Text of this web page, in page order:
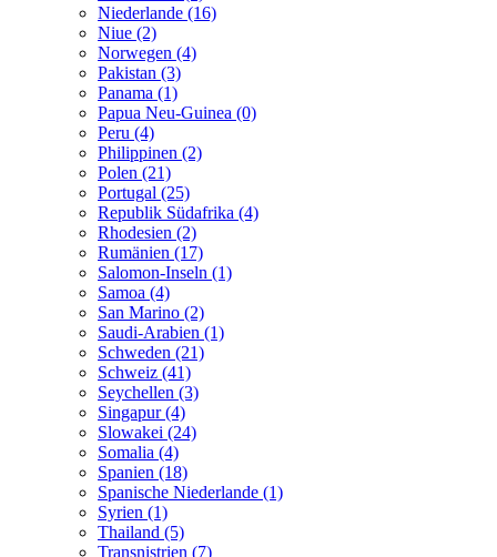
Niederlande (16)
Niue (2)
Norwegen (4)
Pakistan (3)
Panama (1)
Papua Neu-Guinea (0)
Peru (4)
Philippinen (2)
Polen (21)
Portugal (25)
Republik Südafrika (4)
Rhodesien (2)
Rumänien (17)
Salomon-Inseln (1)
Samoa (4)
San Marino (2)
Saudi-Arabien (1)
Schweden (21)
Schweiz (41)
Seychellen (3)
Singapur (4)
Slowakei (24)
Somalia (4)
Spanien (18)
Spanische Niederlande (1)
Syrien (1)
Thailand (5)
Transnistrien (7)